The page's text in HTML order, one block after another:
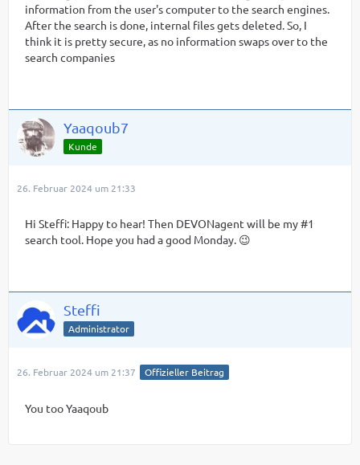
information from the user's computer to the search engines.
After the search is done, internal files gets deleted. So, I
think it is pretty secure, as no information swaps over to the
search companies
Yaaqoub7
Kunde
26. Februar 2024 um 21:33
Hi Steffi: Happy to hear! Then DEVONagent will be my #1
search tool. Hope you had a good Monday. 😉
Steffi
Administrator
26. Februar 2024 um 21:37 Offizieller Beitrag
You too Yaaqoub